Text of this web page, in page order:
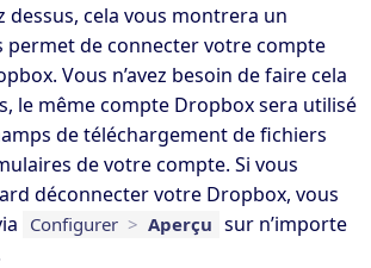
dessus, cela vous montrera un
permet de connecter votre compte
Vous n’avez besoin de faire cela
le même compte Dropbox sera utilisé
de téléchargement de fichiers
de votre compte. Si vous
déconnecter votre Dropbox, vous
Configurer > Aperçu sur n’importe